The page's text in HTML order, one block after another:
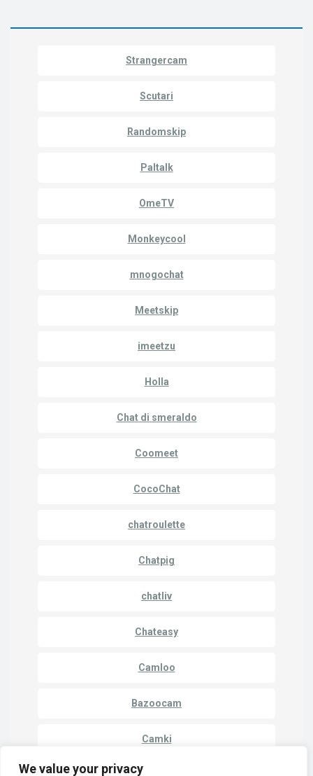
We value your privacy
Strangercam
Scutari
Randomskip
Paltalk
OmeTV
Monkeycool
mnogochat
Meetskip
imeetzu
Holla
Chat di smeraldo
Coomeet
CocoChat
chatroulette
Chatpig
chatliv
Chateasy
Camloo
Bazoocam
Camki